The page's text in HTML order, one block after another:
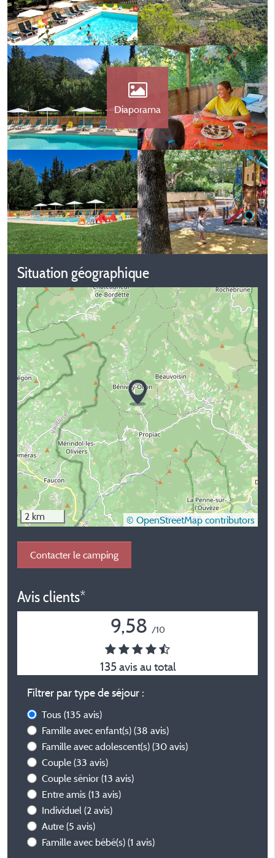
Diaporama
Situation géographique
2 km © OpenStreetMap contributors
Contacter le camping
Avis clients*
9,58 /10
135 avis au total
Filtrer par type de séjour :
Tous (135 avis)
Famille avec enfant(s) (38 avis)
Famille avec adolescent(s) (30 avis)
Couple (33 avis)
Couple sénior (13 avis)
Entre amis (13 avis)
Individuel (2 avis)
Autre (5 avis)
Famille avec bébé(s) (1 avis)